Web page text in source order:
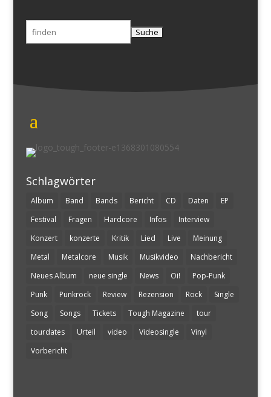
Suchen
nach:
Schlagwörter
Album Band Bands Bericht CD Daten
EP
Festival
Fragen Hardcore Infos
Interview
Konzert
konzerte Kritik Lied Live
Meinung
Metal
Metalcore Musik Musikvideo
Nachbericht
Neues Album
neue single News Oi!
Pop-Punk
Punk
Punkrock Review Rezension Rock
Single
Song
Songs Tickets Tough Magazine
tour
tourdates
Urteil video Videosingle
Vinyl
Vorbericht